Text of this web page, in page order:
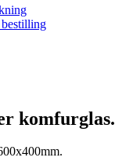
komfurglas.